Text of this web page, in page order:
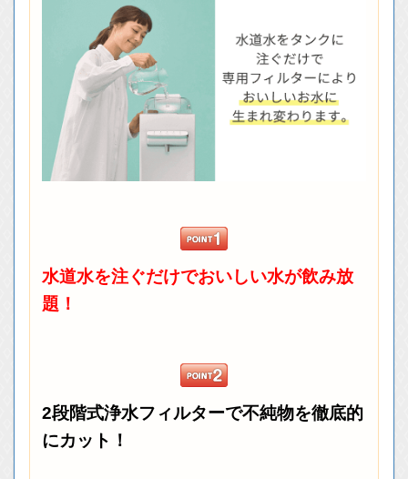
水道水を注ぐだけでおいしい水が飲み放
題！
2段階式浄水フィルターで不純物を徹底的
にカット！